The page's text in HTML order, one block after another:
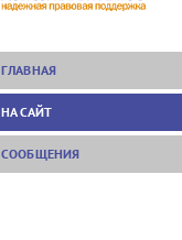
ГЛАВНАЯ
НА САЙТ
СООБЩЕНИЯ